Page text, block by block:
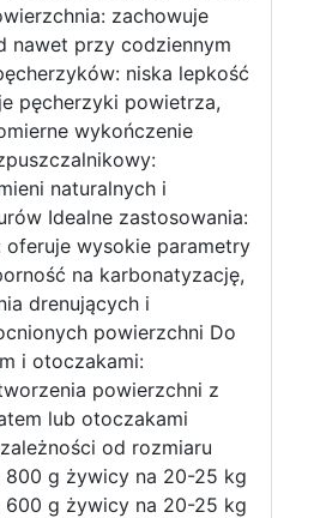
zachowuje
nawet przy codziennym
niska lepkość
pęcherzyki powietrza,
wykończenie
naturalnych i
Idealne zastosowania:
oferuje wysokie parametry
na karbonatyzację,
drenujących i
powierzchni Do
i otoczakami:
powierzchni z
lub otoczakami
od rozmiaru
800 g żywicy na 20-25 kg
600 g żywicy na 20-25 kg